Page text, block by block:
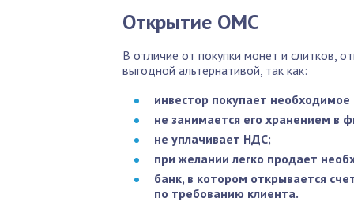
Открытие ОМС
В отличие от покупки монет и слитков,
выгодной альтернативой, так как:
инвестор покупает необходимое
не занимается его хранением в
не уплачивает НДС;
при желании легко продает
банк, в котором открывается
по требованию клиента.